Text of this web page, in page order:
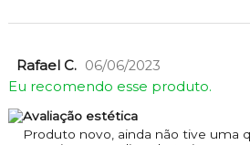
Rafael C. 06/06/2023
Eu recomendo esse produto.
Avaliação estética
Produto novo, ainda não tive uma